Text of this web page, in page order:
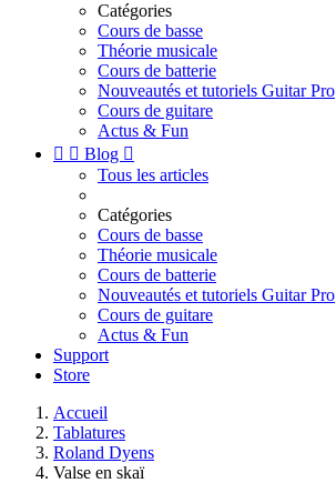
Catégories
Cours de basse
Théorie musicale
Cours de batterie
Nouveautés et tutoriels Guitar Pro
Cours de guitare
Actus & Fun
  Blog 
Tous les articles
Catégories
Cours de basse
Théorie musicale
Cours de batterie
Nouveautés et tutoriels Guitar Pro
Cours de guitare
Actus & Fun
Support
Store
Accueil
Tablatures
Roland Dyens
Valse en skaï